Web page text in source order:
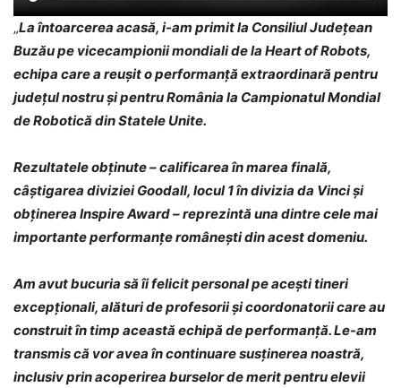
„La întoarcerea acasă, i-am primit la Consiliul Județean
Buzău pe vicecampionii mondiali de la Heart of Robots,
echipa care a reușit o performanță extraordinară pentru
județul nostru și pentru România la Campionatul Mondial
de Robotică din Statele Unite.
Rezultatele obținute – calificarea în marea finală,
câștigarea diviziei Goodall, locul 1 în divizia da Vinci și
obținerea Inspire Award – reprezintă una dintre cele mai
importante performanțe românești din acest domeniu.
Am avut bucuria să îi felicit personal pe acești tineri
excepționali, alături de profesorii și coordonatorii care au
construit în timp această echipă de performanță. Le-am
transmis că vor avea în continuare susținerea noastră,
inclusiv prin acoperirea burselor de merit pentru elevii